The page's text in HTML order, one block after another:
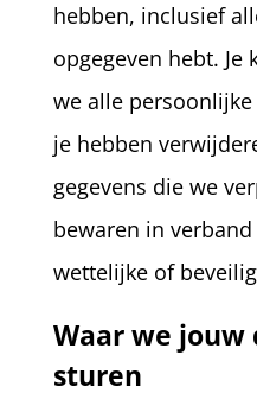
hebben, inclusief
opgegeven hebt. Je
we alle persoonlijke
je hebben
gegevens die we
bewaren in
wettelijke of
Waar we
sturen